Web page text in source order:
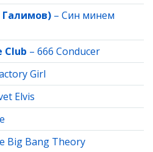
Галимов) – Син минем
Club – 666 Conducer
Girl
Elvis
Big Bang Theory